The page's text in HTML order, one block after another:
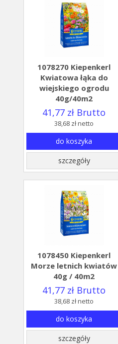
1078270 Kiepenkerl
Kwiatowa łąka do
wiejskiego ogrodu
40g/40m2
41,77 zł Brutto
38,68 zł netto
do koszyka
szczegóły
1078450 Kiepenkerl
Morze letnich kwiatów
40g / 40m2
41,77 zł Brutto
38,68 zł netto
do koszyka
szczegóły